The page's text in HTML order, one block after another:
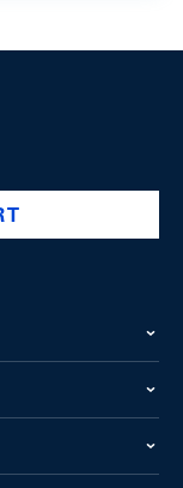
swiss-national-